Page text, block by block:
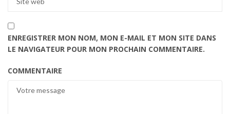
ENREGISTRER MON NOM, MON E-MAIL ET MON SITE DANS
LE NAVIGATEUR POUR MON PROCHAIN COMMENTAIRE.
COMMENTAIRE